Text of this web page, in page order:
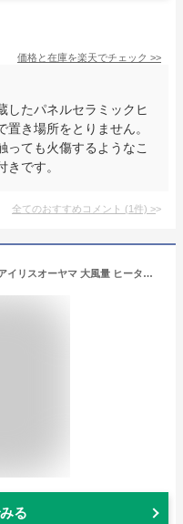
価格と在庫を楽天でチェック >>
したパネルセラミックヒ
き場所をとりません。
っても火傷するようなこ
です。
全てのおすすめコメント (1件) >
セラミックヒーター 人感センサー アイリスオーヤマ 大風量 ヒーター ファンヒーター 1200W JCH-12TD4 送料無料 セラミックファンヒーター 電気ストーブ 暖房器具 節電 速暖 省エネ 大風量 コンパクト 足元 安全 脱衣所 洗面所 キッチン おしゃれ
る